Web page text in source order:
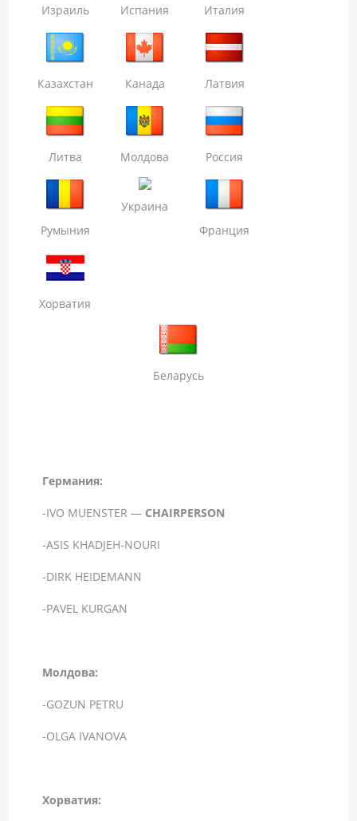
Израиль Испания Италия
Казахстан Канада Латвия
Литва Молдова Россия
Румыния
Украина
Франция
Хорватия
Беларусь
Германия:
-IVO MUENSTER — CHAIRPERSON
-ASIS KHADJEH-NOURI
-DIRK HEIDEMANN
-PAVEL KURGAN
Молдова:
-GOZUN PETRU
-OLGA IVANOVA
Хорватия: